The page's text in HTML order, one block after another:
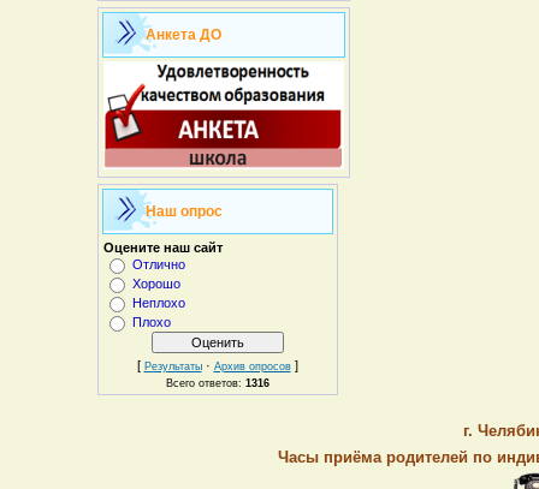
Анкета ДО
Наш опрос
Оцените наш сайт
Отлично
Хорошо
Неплохо
Плохо
[ Результаты· Архив опросов]
Всего ответов: 1316
г.
Часы приёма родителей по